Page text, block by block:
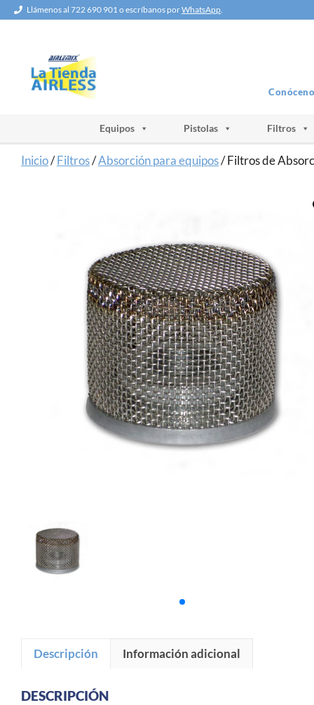
SaltarLlámenos al 722 690 901 o escríbanos porWhatsApp.
Equipos Pistolas Filtros
Inicio/Filtros/Absorción para equipos/ Filtros de
Descripción Información adicional
DESCRIPCIÓN